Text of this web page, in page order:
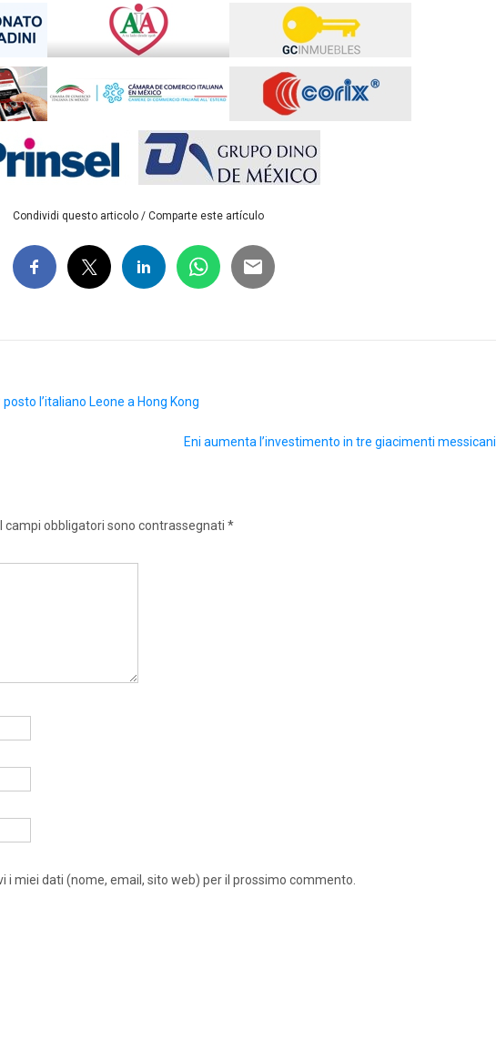
Condividi questo articolo / Comparte este artículo
l’italiano Leone a Hong Kong
Eni aumenta l’investimento in tre giacimenti messicani
I campi obbligatori sono contrassegnati *
i miei dati (nome, email, sito web) per il prossimo commento.